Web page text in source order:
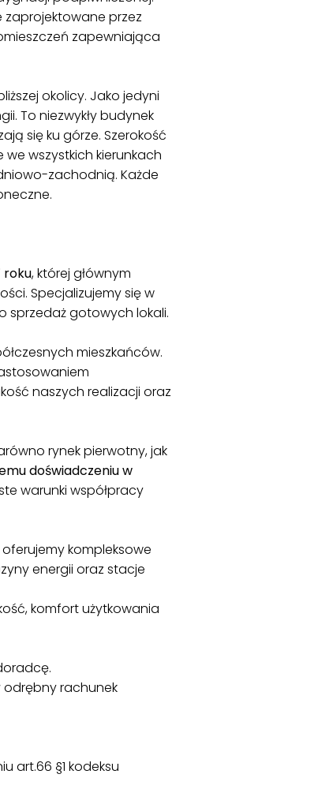
zaprojektowane przez
zapewniająca
okolicy. Jako jedyni
To niezwykły budynek
się ku górze. Szerokość
wszystkich kierunkach
zachodnią. Każde
roku, której głównym
Specjalizujemy się w
sprzedaż gotowych lokali.
mieszkańców.
naszych realizacji oraz
rynek pierwotny, jak
doświadczeniu w
warunki współpracy
kompleksowe
energii oraz stacje
komfort użytkowania
odrębny rachunek
art.66 §1 kodeksu